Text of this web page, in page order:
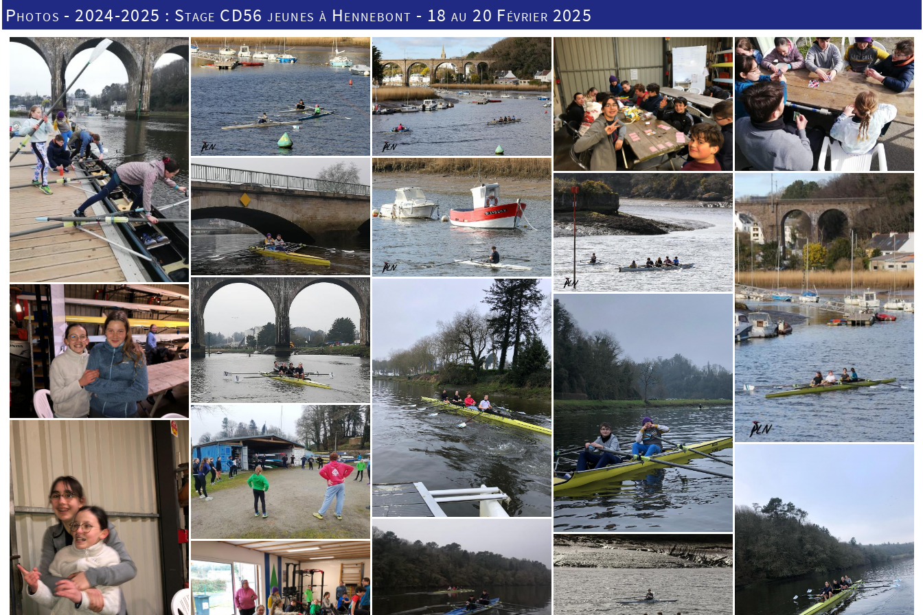
Photos - 2024-2025 : Stage CD56 jeunes à Hennebont - 18 au 20 Février 2025